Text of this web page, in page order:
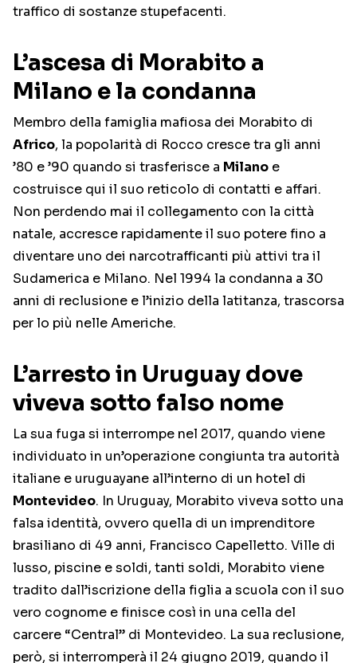
traffico di sostanze stupefacenti.
L’ascesa di Morabito a
Milano e la condanna
Membro della famiglia mafiosa dei Morabito di
Africo, la popolarità di Rocco cresce tra gli anni
’80 e ’90 quando si trasferisce a Milano e
costruisce qui il suo reticolo di contatti e affari.
Non perdendo mai il collegamento con la città
natale, accresce rapidamente il suo potere fino a
diventare uno dei narcotrafficanti più attivi tra il
Sudamerica e Milano. Nel 1994 la condanna a 30
anni di reclusione e l’inizio della latitanza, trascorsa
per lo più nelle Americhe.
L’arresto in Uruguay dove
viveva sotto falso nome
La sua fuga si interrompe nel 2017, quando viene
individuato in un’operazione congiunta tra autorità
italiane e uruguayane all’interno di un hotel di
Montevideo. In Uruguay, Morabito viveva sotto una
falsa identità, ovvero quella di un imprenditore
brasiliano di 49 anni, Francisco Capelletto. Ville di
lusso, piscine e soldi, tanti soldi, Morabito viene
tradito dall’iscrizione della figlia a scuola con il suo
vero cognome e finisce così in una cella del
carcere “Central” di Montevideo. La sua reclusione,
però, si interromperà il 24 giugno 2019, quando il